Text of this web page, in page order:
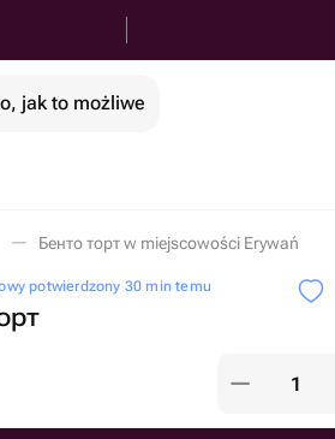
jak to możliwe
Бенто торт w miejscowości Erywań
potwierdzony 30 min temu